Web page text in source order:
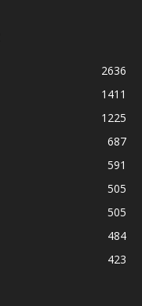
2636
1411
1225
687
591
505
505
484
423